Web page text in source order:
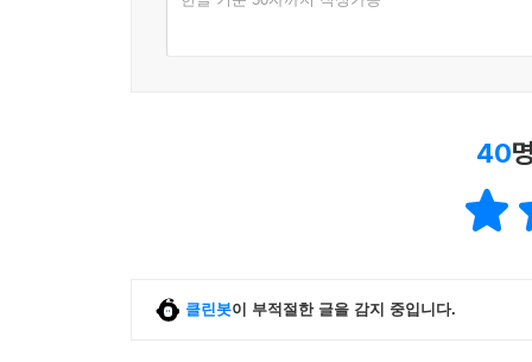
40
클린봇이 부적절한 글을 감지 중입니다.